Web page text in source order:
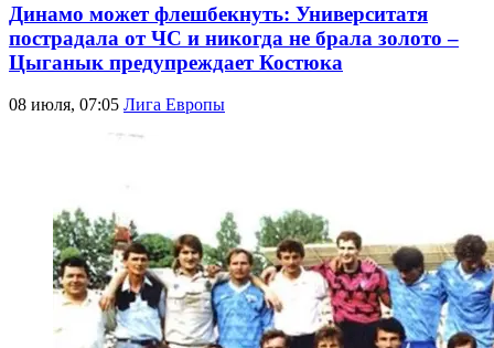
Динамо может флешбекнуть: Университатя
пострадала от ЧС и никогда не брала золото –
Цыганык предупреждает Костюка
08 июля, 07:05 Лига Европы